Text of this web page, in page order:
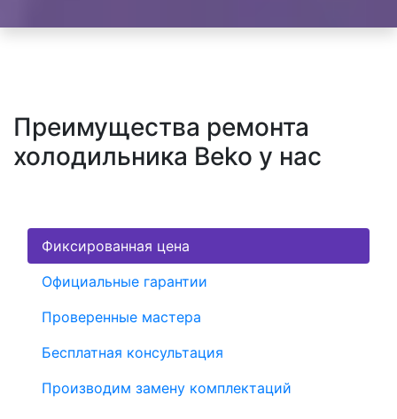
Преимущества ремонта
холодильника Beko у нас
Фиксированная цена
Официальные гарантии
Проверенные мастера
Бесплатная консультация
Производим замену комплектаций